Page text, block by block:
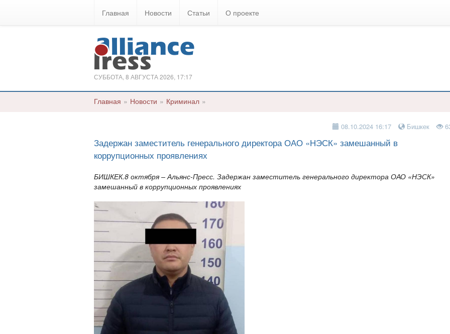
Главная Новости Статьи О проекте
СУББОТА, 8 АВГУСТА 2026, 17:17
Главная » Новости » Криминал »
08.10.2024 16:17 Бишкек
Задержан заместитель генерального директора ОАО «НЭСК» замешанный в
коррупционных проявлениях
БИШКЕК.8 октября – Альянс-Пресс. Задержан заместитель генерального директора ОАО «НЭСК»
замешанный в коррупционных проявлениях